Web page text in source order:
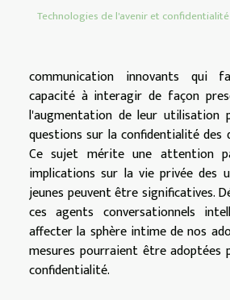
Technologies de l'avenir et confidentialité
communication innovants qui
capacité à interagir de façon
l'augmentation de leur utilisation
questions sur la confidentialité des
Ce sujet mérite une attention
implications sur la vie privée des
jeunes peuvent être significatives.
ces agents conversationnels
affecter la sphère intime de nos
mesures pourraient être adoptées
confidentialité.